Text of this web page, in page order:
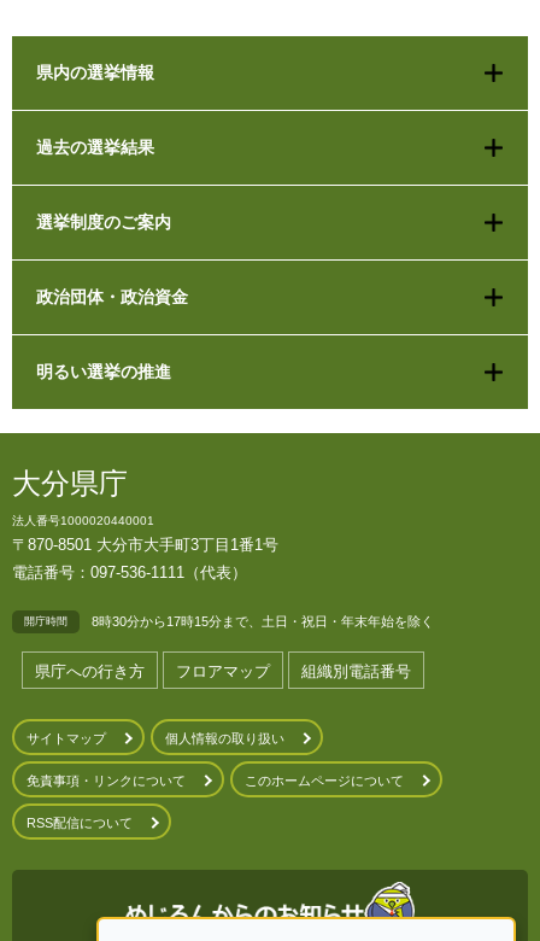
県内の選挙情報
過去の選挙結果
選挙制度のご案内
政治団体・政治資金
明るい選挙の推進
大分県庁
法人番号1000020440001
〒870-8501 大分市大手町3丁目1番1号
電話番号：097-536-1111（代表）
開庁時間 8時30分から17時15分まで、土日・祝日・年末年始を除く
県庁への行き方 フロアマップ 組織別電話番号
サイトマップ 個人情報の取り扱い
免責事項・リンクについて このホームページについて
RSS配信について